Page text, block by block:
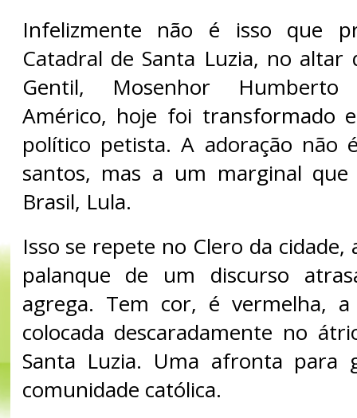
Infelizmente não é isso que
Catadral de Santa Luzia, no
Gentil, Mosenhor
Américo, hoje foi transformado
político petista. A adoração não
santos, mas a um marginal
Brasil, Lula.
Isso se repete no Clero da
palanque de um discurso
agrega. Tem cor, é vermelha,
colocada descaradamente no
Santa Luzia. Uma afronta para
comunidade católica.